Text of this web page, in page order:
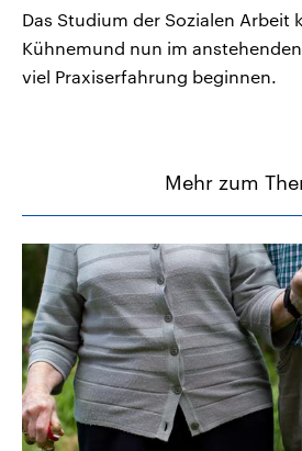
Das Studium der Sozialen Arbeit
Kühnemund nun im
viel Praxiserfahrung beginnen.
Mehr zum